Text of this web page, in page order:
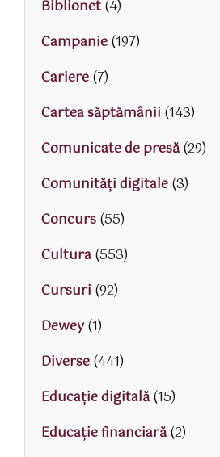
Biblionet(4)
Campanie(197)
Cariere(7)
Cartea săptămânii (143)
Comunicate de presă(29)
Comunități digitale(3)
Concurs(55)
Cultura(553)
Cursuri (92)
Dewey(1)
Diverse(441)
Educaţie digitală(15)
Educaţie financiară(2)